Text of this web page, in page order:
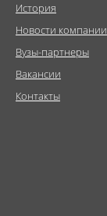
История
Новости компании
Вузы-партнеры
Вакансии
Контакты